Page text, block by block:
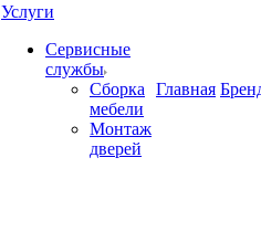
Услуги
Сервисные
службы
Сборка
мебели
Монтаж
дверей
Главная